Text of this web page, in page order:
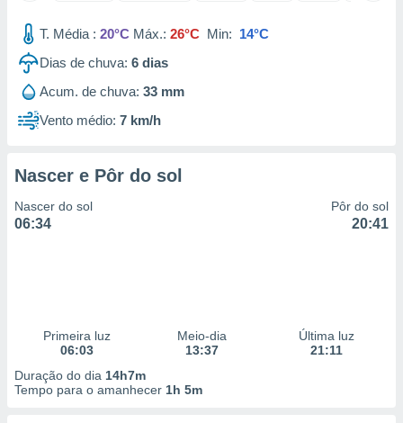
utilizar
criar
medir
da
medir o
fontes,
e melhorar
dados
T. Média : 20°C Máx.: 26°C Min: 14°C
Dias de chuva: 6 dias
Acum. de chuva: 33 mm
Vento médio: 7 km/h
Nascer e Pôr do sol
Nascer do sol
06:34
Pôr do sol
20:41
Primeira luz
06:03
Meio-dia
13:37
Última luz
21:11
Duração do dia 14h7m
Tempo para o amanhecer 1h 5m